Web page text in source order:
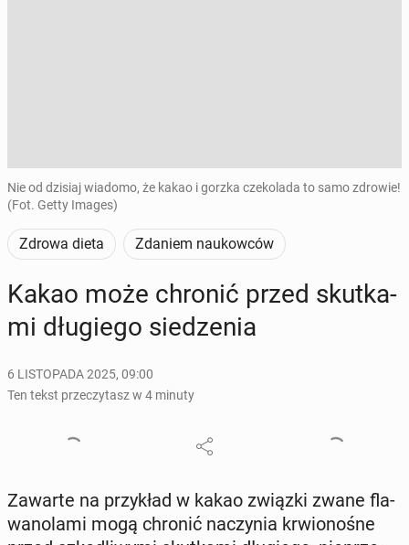
Nie od dzisiaj wiadomo, że kakao i gorzka czekolada to samo zdrowie!
(Fot. Getty Images)
Zdrowa dieta Zdaniem naukowców
Kakao może chronić przed skut­ka­
mi dłu­gie­go sie­dze­nia
6 LISTOPADA 2025, 09:00
Ten tekst przeczytasz w 4 minuty
Zawarte na przy­kład w kakao związki zwane fla­
wa­no­la­mi mogą chronić na­czy­nia krwio­no­śne